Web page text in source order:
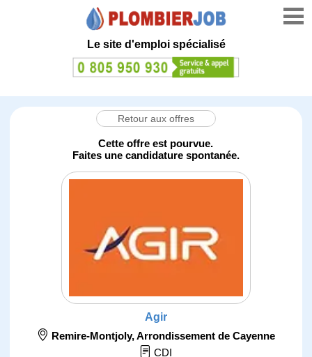
Le site d'emploi spécialisé
Retour aux offres
Cette offre est pourvue.
Faites une candidature spontanée.
Agir
Remire-Montjoly,Arrondissement de Cayenne
CDI